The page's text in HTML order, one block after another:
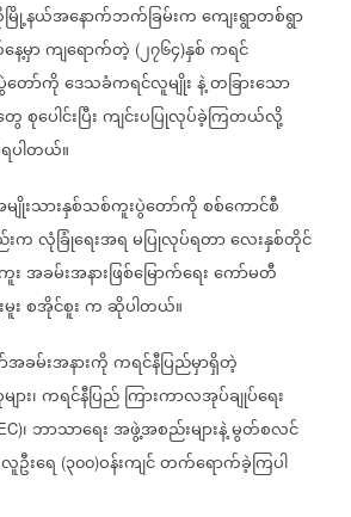
မြို့နယ်အနောက်ဘက်ခြမ်းကကျေးရွာတစ်ရွာ
ေ့မှာကျရောက်တဲ့ (၂၇၆၄)နှစ်ကရင်
တော်ကိုဒေသခံကရင်လူမျိုးနဲ့တခြားသော
ေစုပေါင်းပြီးကျင်းပပြုလုပ်ခဲ့ကြတယ်လို့
ပါတယ်။
ျိုးသားနှစ်သစ်ကူးပွဲတော်ကိုစစ်ကောင်စီ
းကလုံခြုံရေးအရမပြုလုပ်ရတာလေးနှစ်တိုင်
းအခမ်းအနားဖြစ်မြောက်ရေးကော်မတီ
းစအိုင်စူးကဆိုပါတယ်။
ခမ်းအနားကိုကရင်နီပြည်မှာရှိတဲ့
ား၊ကရင်နီပြည်ကြားကာလအုပ်ချုပ်ရေး
၊ ဘာသာရေးအဖွဲ့အစည်းများနဲ့မွတ်စလင်
လူဦးရေ (၃၀၀)ဝန်းကျင်တက်ရောက်ခဲ့ကြပါ